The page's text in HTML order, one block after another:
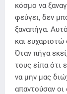
κόσμο να
φεύγει, δεν
ξαναπήγα.
και
Όταν πήγα
τους είπα ότι
να μην μας
απαντούσαν οι